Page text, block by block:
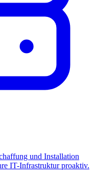
und Installation
IT-Infrastruktur proaktiv.